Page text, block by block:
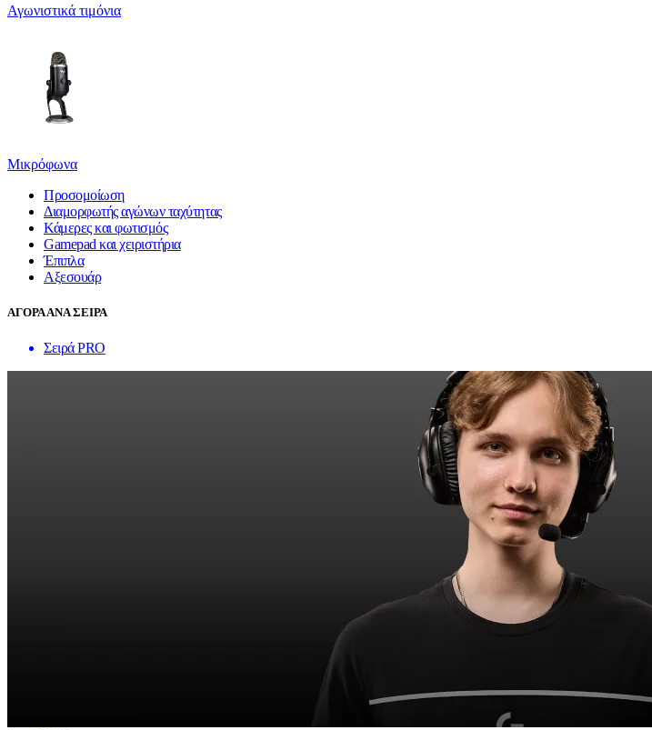
Αγωνιστικά τιμόνια
Μικρόφωνα
Προσομοίωση
Διαμορφωτής αγώνων ταχύτητας
Κάμερες και φωτισμός
Gamepad και χειριστήρια
Έπιπλα
Αξεσουάρ
ΑΓΟΡΑ ΑΝΑ ΣΕΙΡΑ
Σειρά PRO